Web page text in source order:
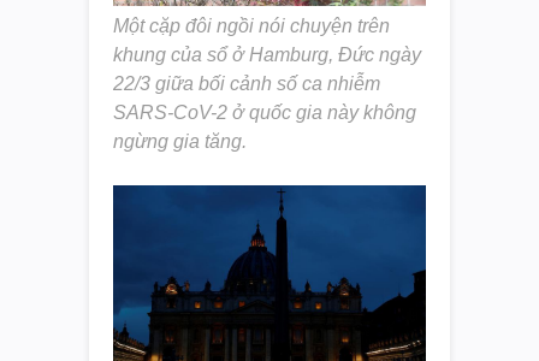
Một cặp đôi ngồi nói chuyện trên
khung của sổ ở Hamburg, Đức ngày
22/3 giữa bối cảnh số ca nhiễm
SARS-CoV-2 ở quốc gia này không
ngừng gia tăng.